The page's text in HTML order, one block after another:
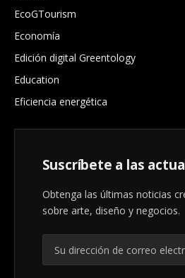
EcoGTourism
Economía
Edición digital Greentology
Education
Eficiencia energética
Suscríbete a las
Obtenga las últimas noticias
sobre arte, diseño y negocios.